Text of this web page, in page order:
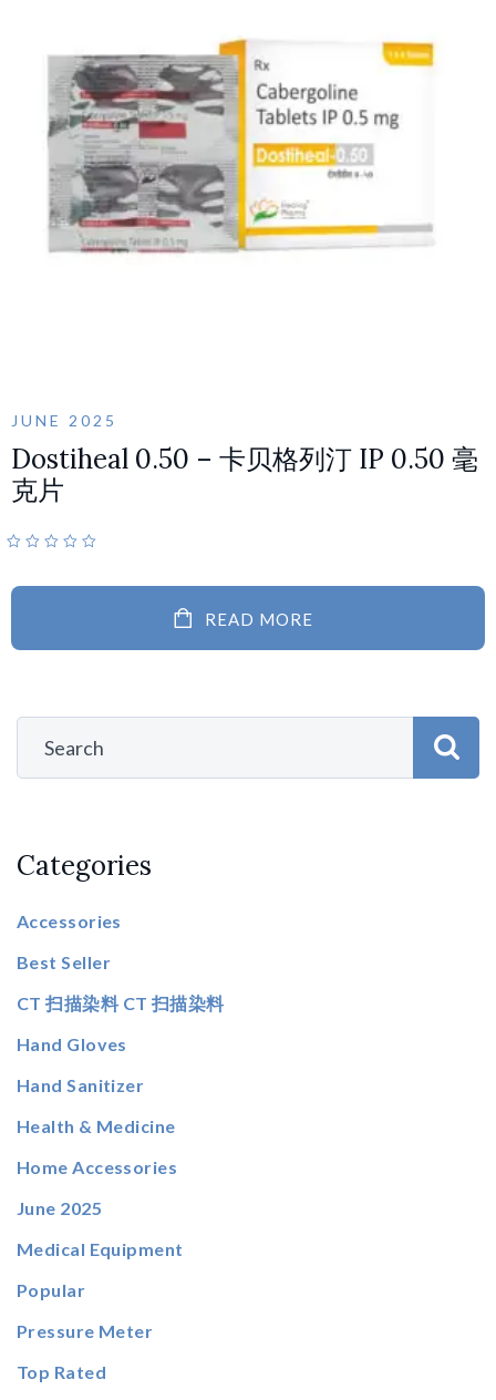
JUNE 2025
Dostiheal 0.50 – 卡贝格列汀 IP 0.50 毫
克片
READ MORE
Categories
Accessories
Best Seller
CT 扫描染料 CT 扫描染料
Hand Gloves
Hand Sanitizer
Health & Medicine
Home Accessories
June 2025
Medical Equipment
Popular
Pressure Meter
Top Rated